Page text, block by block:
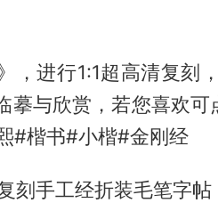
，进行1:1超高清复刻
摹与欣赏，若您喜欢
#楷书#小楷#金刚经
刻手工经折装毛笔字帖